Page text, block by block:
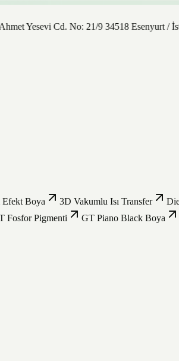
Yesevi Cd. No: 21/9 34518 Esenyurt /
Boya 3D Vakumlu Isı Transfer
Fosfor Pigmenti GT Piano Black Boya